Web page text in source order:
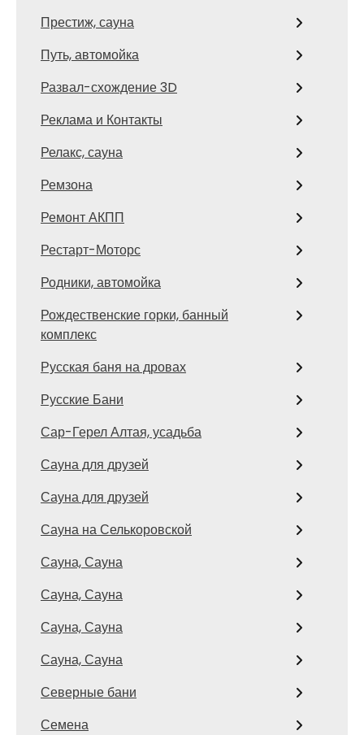
Престиж, сауна
Путь, автомойка
Развал-схождение 3D
Реклама и Контакты
Релакс, сауна
Ремзона
Ремонт АКПП
Рестарт-Моторс
Родники, автомойка
Рождественские горки, банный
комплекс
Русская баня на дровах
Русские Бани
Сар-Герел Алтая, усадьба
Сауна для друзей
Сауна для друзей
Сауна на Селькоровской
Сауна, Сауна
Сауна, Сауна
Сауна, Сауна
Сауна, Сауна
Северные бани
Семена